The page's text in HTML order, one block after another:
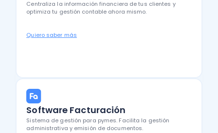
Centraliza la información financiera de tus clientes y
optimiza tu gestión contable ahora mismo.
Quiero saber más
Software Facturación
Sistema de gestión para pymes. Facilita la gestión
administrativa y emisión de documentos.